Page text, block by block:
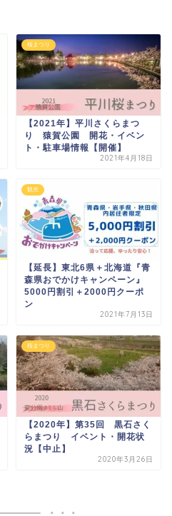
桜まつり
【2021年】平川さくらまつ
り 猿賀公園 開花・イベン
ト・駐車場情報【開催】
2021年4月18日
観光
【延長】東北6県＋北海道『青
森県おでかけキャンペーン』
5000円割引＋2000円クーポ
ン
2021年7月13日
桜まつり
【2020年】第35回 黒石さく
らまつり イベント・開花状
況【中止】
2020年3月26日